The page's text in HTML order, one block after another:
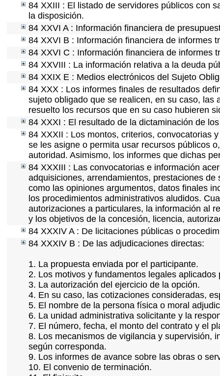
84 XXIII : El listado de servidores públicos con
la disposición.
84 XXVI A : Información financiera de
84 XXVI B : Información financiera de informes
84 XXVI C : Información financiera de informes
84 XXVIII : La información relativa a la deuda
84 XXIX E : Medios electrónicos del Sujeto
84 XXX : Los informes finales de resultados
sujeto obligado que se realicen, en su caso,
resuelto los recursos que en su caso hubieren
84 XXXI : El resultado de la dictaminación de
84 XXXII : Los montos, criterios, convocatorias
se les asigne o permita usar recursos públicos
autoridad. Asimismo, los informes que dichas
84 XXXIII : Las convocatorias e información
adquisiciones, arrendamientos, prestaciones
como las opiniones argumentos, datos finales
los procedimientos administrativos aludidos.
autorizaciones a particulares, la información al
y los objetivos de la concesión, licencia,
84 XXXIV A : De licitaciones públicas o
84 XXXIV B : De las adjudicaciones directas:
1. La propuesta enviada por el participante.
2. Los motivos y fundamentos legales aplicados
3. La autorización del ejercicio de la opción.
4. En su caso, las cotizaciones consideradas,
5. El nombre de la persona física o moral
6. La unidad administrativa solicitante y la
7. El número, fecha, el monto del contrato y el
8. Los mecanismos de vigilancia y supervisión,
según corresponda.
9. Los informes de avance sobre las obras o
10. El convenio de terminación.